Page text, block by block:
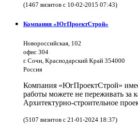
(1467 визитов с 10-02-2015 07:43)
Компания «ЮгПроектСтрой»
Новороссийская, 102
офис 304
г. Сочи, Краснодарский Край 354000
Россия
Компания «ЮгПроектСтрой»
работы можете не переживать за
Архитектурно-строительное
(5107 визитов с 21-01-2024 18:37)